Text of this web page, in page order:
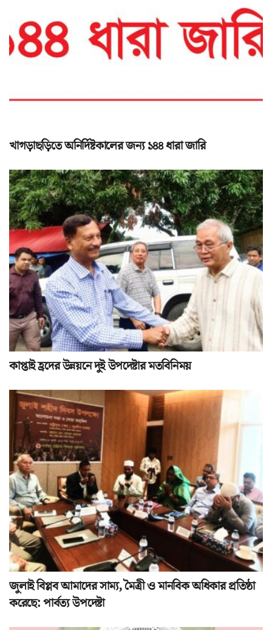
খাগড়াছড়িতে অনির্দিষ্টকালের জন্য ১৪৪ ধারা জারি
কাপ্তাই হ্রদের উন্নয়নে দুই উপদেষ্টার মতবিনিময়
জুলাই বিপ্লব আমাদের সাম্য, মৈত্রী ও মানবিক অধিকার প্রতিষ্ঠা
করেছে: পার্বত্য উপদেষ্টা